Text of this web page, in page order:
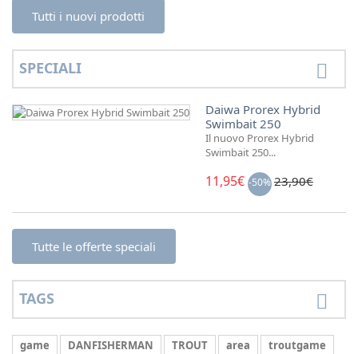
Tutti i nuovi prodotti
SPECIALI
Daiwa Prorex Hybrid
Swimbait 250
Il nuovo Prorex Hybrid
Swimbait 250...
11,95€ -50% 23,90€
Tutte le offerte speciali
TAGS
game DANFISHERMAN TROUT area troutgame